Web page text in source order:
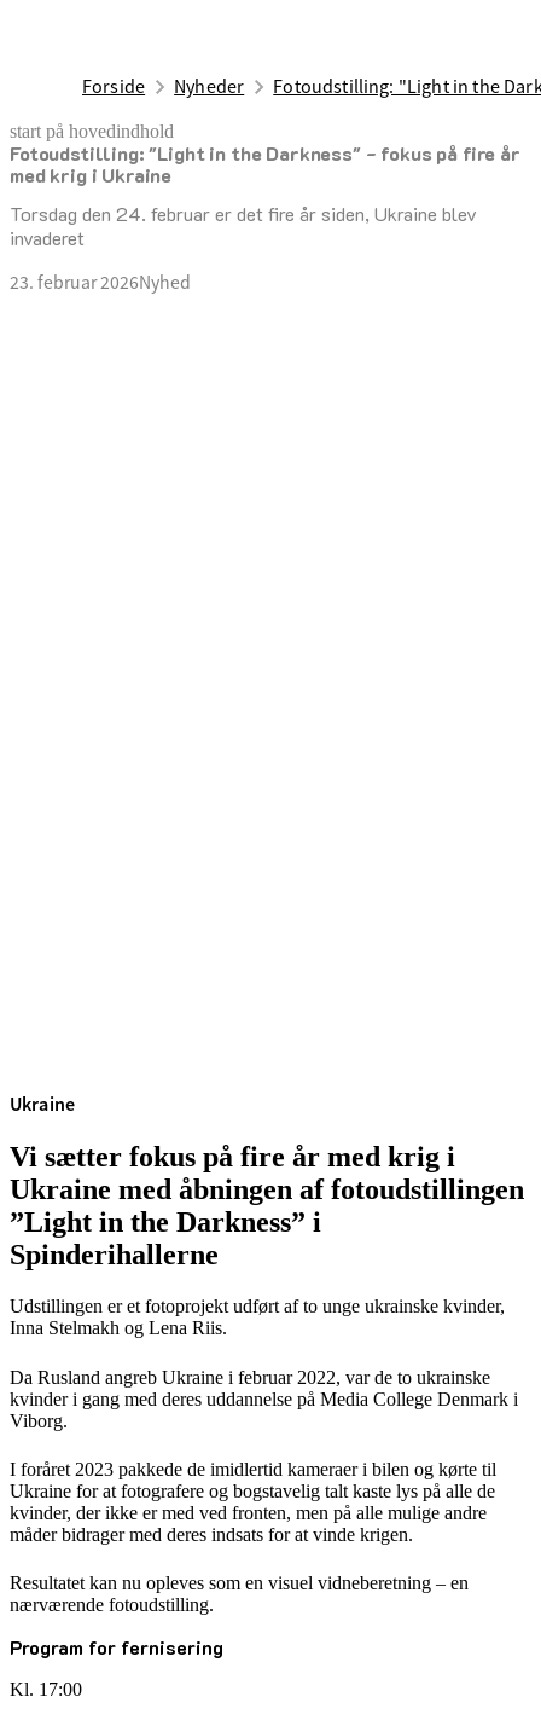
Forside Nyheder Fotoudstilling: "Light in the
start på hovedindhold
Fotoudstilling: "Light in the Darkness" - fokus på fire år
med krig i Ukraine
Torsdag den 24. februar er det fire år siden, Ukraine blev
invaderet
23. februar 2026Nyhed
senest opdateret 23. februar 2026
Ukraine
Vi sætter fokus på fire år med krig i
Ukraine med åbningen af fotoudstillingen
”Light in the Darkness” i
Spinderihallerne
Udstillingen er et fotoprojekt udført af to unge ukrainske kvinder,
Inna Stelmakh og Lena Riis.
Da Rusland angreb Ukraine i februar 2022, var de to ukrainske
kvinder i gang med deres uddannelse på Media College Denmark i
Viborg.
I foråret 2023 pakkede de imidlertid kameraer i bilen og kørte til
Ukraine for at fotografere og bogstavelig talt kaste lys på alle de
kvinder, der ikke er med ved fronten, men på alle mulige andre
måder bidrager med deres indsats for at vinde krigen.
Resultatet kan nu opleves som en visuel vidneberetning – en
nærværende fotoudstilling.
Program for fernisering
Kl. 17:00